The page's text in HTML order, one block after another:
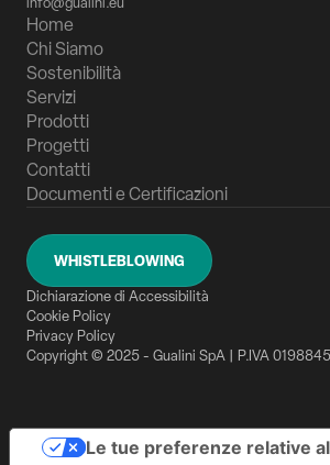
Home
Chi Siamo
Sostenibilità
Servizi
Prodotti
Progetti
Contatti
Documenti e Certificazioni
Copyright © 2025 - Gualini SpA | P.IVA
Privacy Policy
Cookie Policy
Dichiarazione di Accessibilità
WHISTLEBLOWING
Le tue preferenze relative